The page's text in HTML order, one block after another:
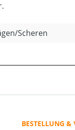
Scheren
BESTELLUNG &